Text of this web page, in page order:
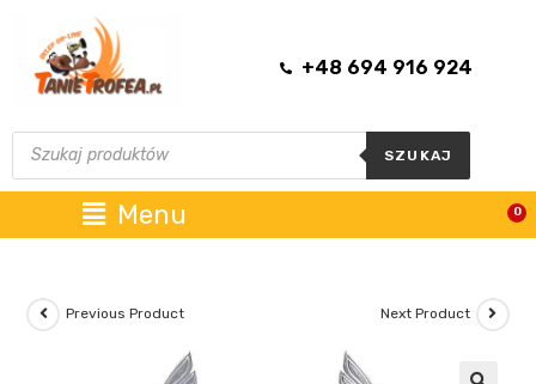
+48 694 916 924
SZUKAJ
Menu 0
Previous Product Next Product